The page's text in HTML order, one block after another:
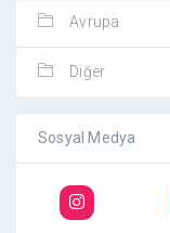
Avrupa
Diğer
Sosyal Medya